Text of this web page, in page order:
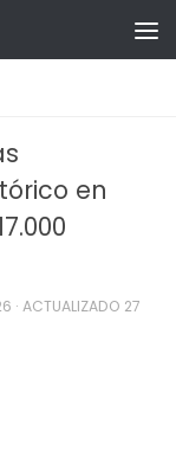
en
· ACTUALIZADO 27